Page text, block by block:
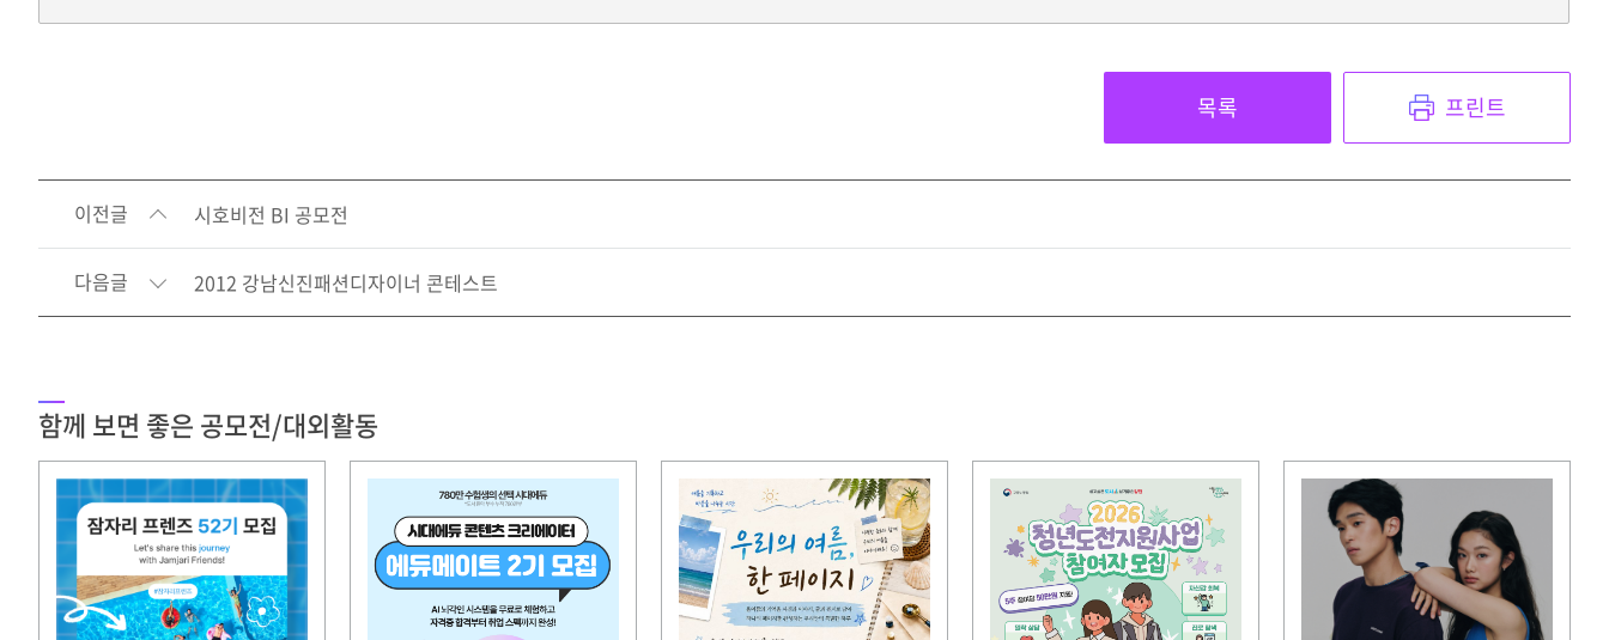
목록 프린트
이전글 시호비전 BI 공모전
다음글 2012 강남신진패션디자이너 콘테스트
함께 보면 좋은 공모전/대외활동